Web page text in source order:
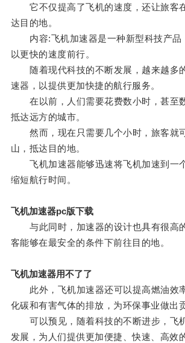
它不仅提高了飞机的速度，还让旅客
达目的地。
内容:飞机加速器是一种新型科技产品
以更快的速度前行。
随着现代科技的不断发展，越来越多
速器，以提供更加快捷的航行服务。
在以前，人们需要花费数小时，甚至
抵达远方的城市。
然而，现在只需要几个小时，旅客就
山，抵达目的地。
飞机加速器能够迅速将飞机加速到一
缩短航行时间。
飞机加速器pc版下载
与此同时，加速器的设计也具有很高
客能够在最安全的条件下前往目的地。
飞机加速器用不了了
此外，飞机加速器还可以提高燃油效
化碳和有害气体的排放，为环保事业做出
可以预见，随着科技的不断进步，飞
发展，为人们提供更加便捷、快速、高效